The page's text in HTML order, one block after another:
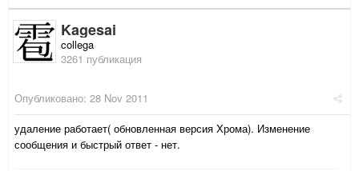
Kagesai
collega
3261 публикация
Опубликовано: 28 Nov 2011
удаление работает( обновленная версия Хрома). Изменение
сообщения и быстрый ответ - нет.